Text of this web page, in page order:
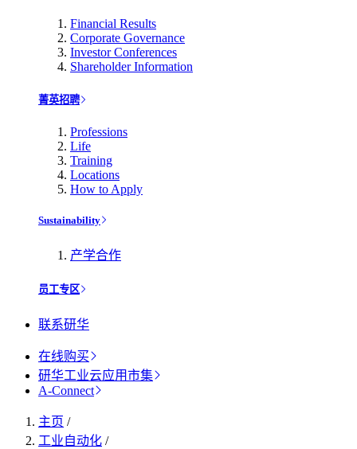
Financial Results
Corporate Governance
Investor Conferences
Shareholder Information
菁英招聘
Professions
Life
Training
Locations
How to Apply
Sustainability
产学合作
员工专区
联系研华
在线购买
研华工业云应用市集
A-Connect
主页 /
工业自动化 /